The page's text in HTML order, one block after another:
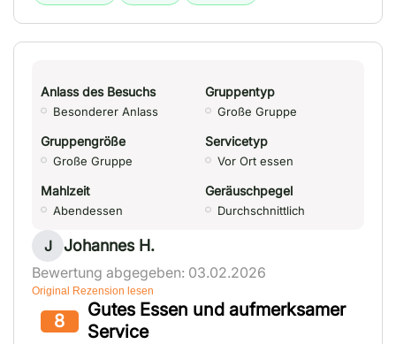
Anlass des Besuchs
Besonderer Anlass
Gruppentyp
Große Gruppe
Gruppengröße
Große Gruppe
Servicetyp
Vor Ort essen
Mahlzeit
Abendessen
Geräuschpegel
Durchschnittlich
J Johannes H.
Bewertung abgegeben: 03.02.2026
Original Rezension lesen
8
Gutes Essen und aufmerksamer
Service